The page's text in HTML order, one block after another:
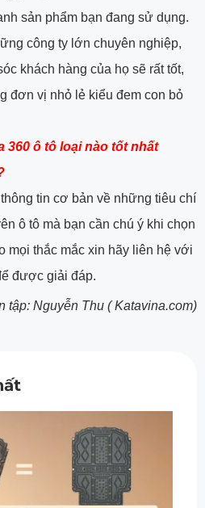
sản phẩm bạn đang sử dụng.
công ty lớn chuyên nghiệp,
khách hàng của họ sẽ rất tốt,
đơn vị nhỏ lẻ kiểu đem con bỏ
360 ô tô loại nào tốt nhất
tin cơ bản về những tiêu chí
ô tô mà bạn cần chú ý khi chọn
mọi thắc mắc xin hãy liên hệ với
được giải đáp.
tập: Nguyễn Thu ( Katavina.com)